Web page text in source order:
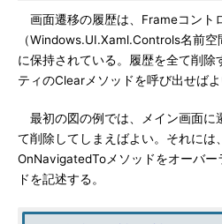
画面遷移の履歴は、Frameコント
（Windows.UI.Xaml.Controls名前
に保持されている。履歴を全て削
ティのClearメソッドを呼び出せばよ
最初の図の例では、メイン画面に
て削除してしまえばよい。それには
OnNavigatedToメソッドをオーバ
ドを記述する。